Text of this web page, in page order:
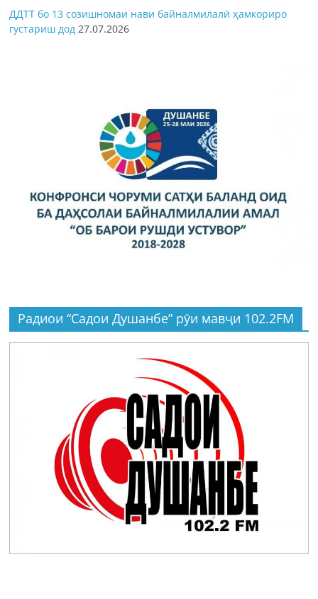
ДДТТ бо 13 созишномаи нави байналмилалӣ ҳамкориро
густариш дод 27.07.2026
Радиои “Садои Душанбе” рӯи мавҷи 102.2FM